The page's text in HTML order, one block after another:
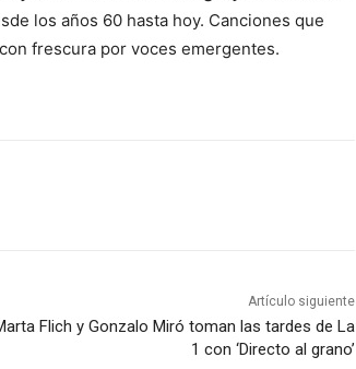
los años 60 hasta hoy. Canciones que
frescura por voces emergentes.
Artículo siguiente
Flich y Gonzalo Miró toman las tardes de La
1 con ‘Directo al grano’